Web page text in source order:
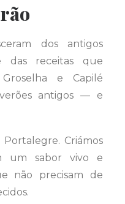
dos antigos
das receitas que
Groselha e Capilé
antigos — e
Criámos
um sabor vivo e
não precisam de